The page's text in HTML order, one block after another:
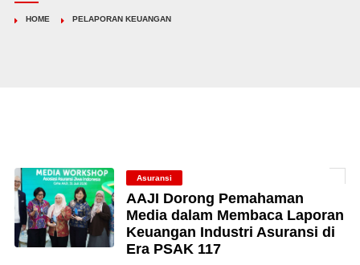
HOME PELAPORAN KEUANGAN
Asuransi
AAJI Dorong Pemahaman
Media dalam Membaca Laporan
Keuangan Industri Asuransi di
Era PSAK 117